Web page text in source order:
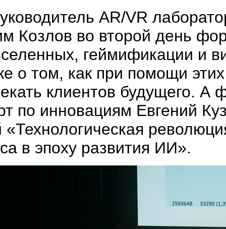
AR/VR
Козлов во второй день
геймификации и
о том, как при помощи
клиентов будущего. А
по инновациям Евгений
«Технологическая
в эпоху развития ИИ».